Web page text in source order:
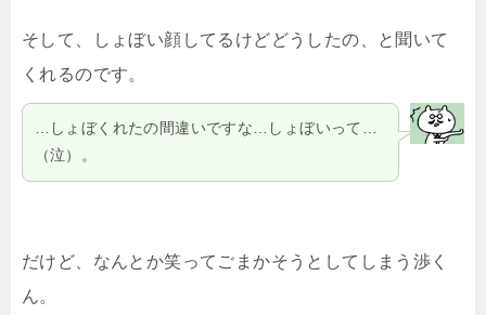
そして、しょぼい顔してるけどどうしたの、と聞いて
くれるのです。
…しょぼくれたの間違いですな…しょぼいって…
（泣）。
だけど、なんとか笑ってごまかそうとしてしまう渉く
ん。